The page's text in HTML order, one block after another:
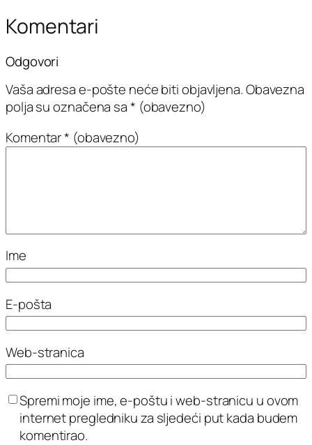
Komentari
Odgovori
Vaša adresa e-pošte neće biti objavljena.Obavezna
polja su označena sa* (obavezno)
Komentar* (obavezno)
Ime
E-pošta
Web-stranica
Spremi moje ime, e-poštu i web-stranicu u ovom
internet pregledniku za sljedeći put kada budem
komentirao.